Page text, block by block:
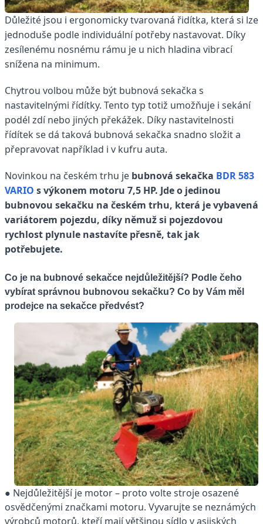
Důležité jsou i ergonomicky tvarovaná řidítka, která si lze
jednoduše podle individuální potřeby nastavovat. Díky
zesílenému nosnému rámu je u nich hladina vibrací
snížena na minimum.
Chytrou volbou může být bubnová sekačka s
nastavitelnými řídítky. Tento typ totiž umožňuje i sekání
podél zdí nebo jiných překážek. Díky nastavitelnosti
řídítek se dá taková bubnová sekačka snadno složit a
přepravovat například i v kufru auta.
Novinkou na českém trhu je bubnová sekačka BDR 583
VARIO s výkonem motoru 7,5 HP. Jde o jedinou
bubnovou sekačku na českém trhu, která je vybavená
variátorem pojezdu, díky němuž si pojezdovou
rychlost plynule nastavíte přesně, tak jak
potřebujete.
Co je na bubnové sekačce nejdůležitější? Podle čeho
vybírat správnou bubnovou sekačku? Co by Vám měl
prodejce na sekačce předvést?
● Nejdůležitější je motor – proto volte stroje osazené
osvědčenými značkami motoru. Vyvarujte se neznámých
výrobců motorů, kteří mají většinou sídlo v asijských